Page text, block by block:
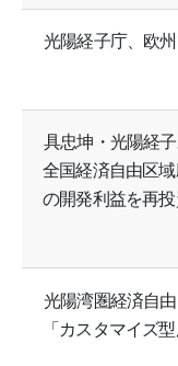
光陽経子庁、欧
具忠坤・光陽経子
全国経済自由区
の開発利益を再
光陽湾圏経済自
「カスタマイズ